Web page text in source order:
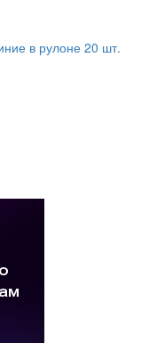
в рулоне 20 шт.